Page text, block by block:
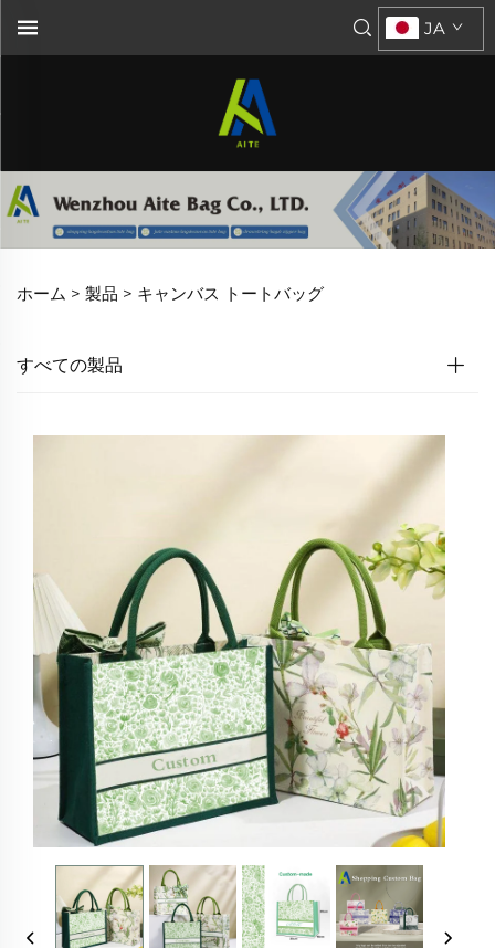
JA
ホーム > 製品 > キャンバス トートバッグ
すべての製品